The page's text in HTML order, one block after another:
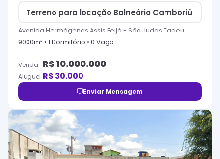
Terreno para locação Balneário Camboriú
Avenida Hermógenes Assis Feijó - São Judas Tadeu
9000m² • 1 Dormitório • 0 Vaga
Venda R$ 10.000.000
Aluguel R$ 30.000
Enviar Mensagem